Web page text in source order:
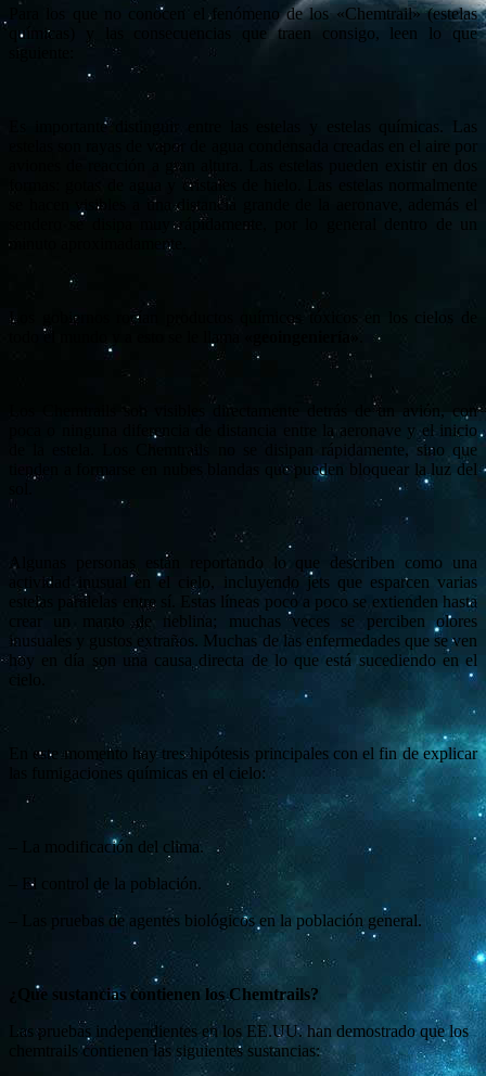
Para los que no conocen el fenómeno de los «Chemtrail» (estelas
químicas) y las consecuencias que traen consigo, leen lo que
siguiente:
Es importante distinguir entre las estelas y estelas químicas. Las
estelas son rayas de vapor de agua condensada creadas en el aire por
aviones de reacción a gran altura. Las estelas pueden existir en dos
formas: gotas de agua y cristales de hielo. Las estelas normalmente
se hacen visibles a una distancia grande de la aeronave, además el
sendero se disipa muy rápidamente, por lo general dentro de un
minuto aproximadamente.
Los gobiernos rocían productos químicos tóxicos en los cielos de
todo el mundo y a esto se le llama
Los Chemtrails son visibles directamente detrás de un avión, con
poca o ninguna diferencia de distancia entre la aeronave y el inicio
de la estela. Los Chemtrails no se disipan rápidamente, sino que
tienden a formarse en nubes blandas que pueden bloquear la luz del
Algunas personas están reportando lo que describen como una
actividad inusual en el cielo, incluyendo jets que esparcen varias
estelas paralelas entre sí. Estas líneas poco a poco se extienden hasta
crear un manto de neblina; muchas veces se perciben olores
inusuales y gustos extraños. Muchas de las enfermedades que se ven
hoy en día son una causa directa de lo que está sucediendo en el
En este momento hay tres hipótesis principales con el fin de explicar
las fumigaciones químicas en el cielo:
– La modificación del clima.
– El control de la población.
– Las pruebas de agentes biológicos en la población general.
¿Que sustancias contienen los Chemtrails?
Las pruebas independientes en los EE.UU. han demostrado que los
chemtrails contienen las siguientes sustancias: